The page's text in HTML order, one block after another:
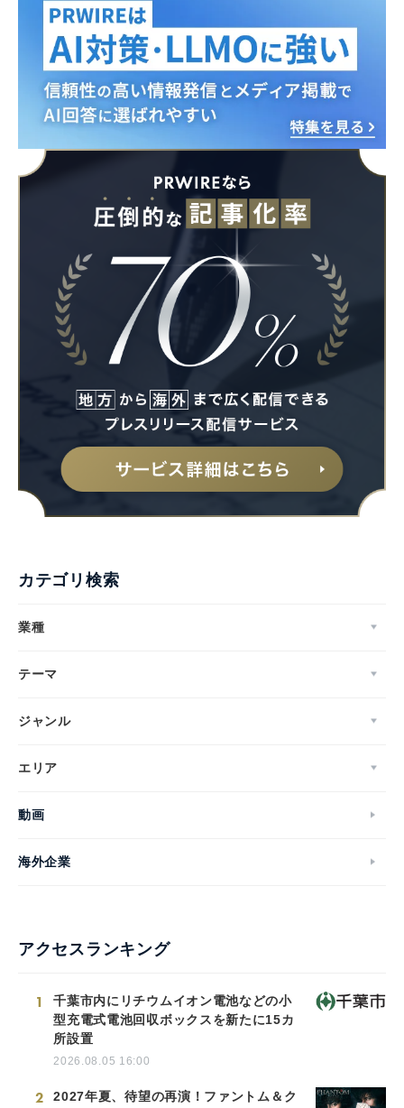
カテゴリ検索
業種
テーマ
ジャンル
エリア
動画
海外企業
アクセスランキング
1
千葉市内にリチウムイオン電池などの小
型充電式電池回収ボックスを新たに15カ
所設置
2026.08.05 16:00
2
2027年夏、待望の再演！ファントム＆ク